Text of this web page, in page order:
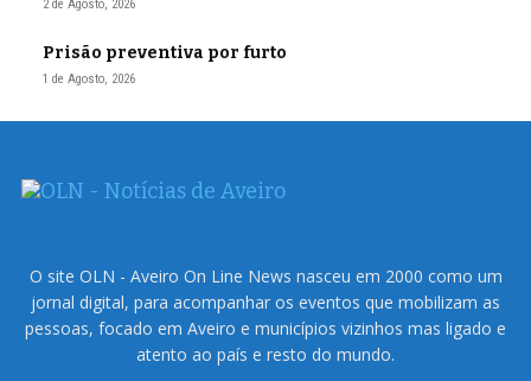
2 de Agosto, 2026
Prisão preventiva por furto
1 de Agosto, 2026
O site OLN - Aveiro On Line News nasceu em 2000 como um
jornal digital, para acompanhar os eventos que mobilizam as
pessoas, focado em Aveiro e municípios vizinhos mas ligado e
atento ao país e resto do mundo.